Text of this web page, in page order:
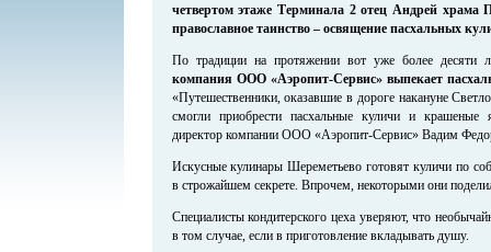
четвертом этаже Терминала 2 отец Андрей
православное таинство – освящение пасхальных
По традиции на протяжении вот уже более десяти
компания ООО «Аэропит-Сервис» выпекает
«Путешественники, оказавшие в дороге накануне
смогли приобрести пасхальные куличи и крашеные
директор компании ООО «Аэропит-Сервис» Вадим
Искусные кулинары Шереметьево готовят куличи по
в строжайшем секрете. Впрочем, некоторыми они
Специалисты кондитерского цеха уверяют, что
в том случае, если в приготовление вкладывать душу.